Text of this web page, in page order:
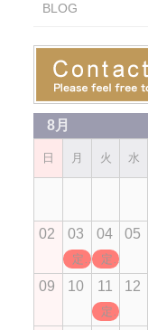
BLOG
8月
日 月 火 水
02 03
定休日
04
定休日
05
09 10 11
定休日
12